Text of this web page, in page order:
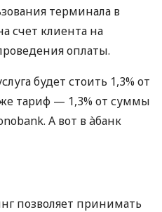
терминала в
счет клиента на
оплаты.
будет стоить 1,3% от
тариф — 1,3% от суммы
А вот в àбанк
позволяет принимать